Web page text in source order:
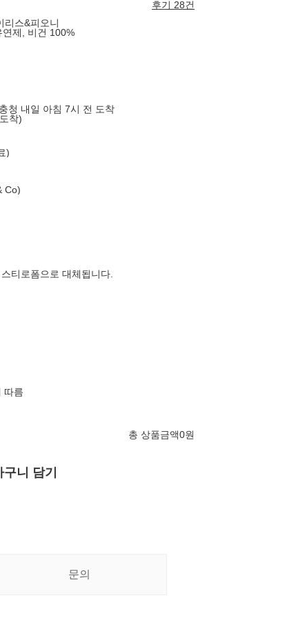
후기 28건
리스&피오니
제, 비건 100%
청 내일 아침 7시 전 도착
착)
)
Co)
티로폼으로 대체됩니다.
따름
총 상품금액0원
구니 담기
문의